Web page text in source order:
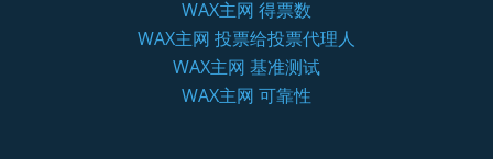
WAX主网 得票数
WAX主网 投票给投票代理人
WAX主网 基准测试
WAX主网 可靠性